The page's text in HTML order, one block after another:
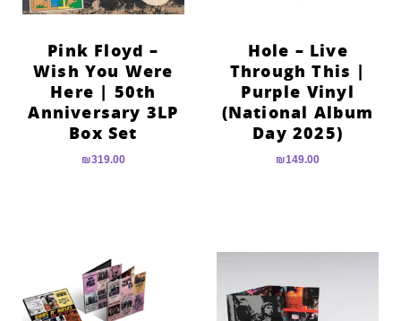
Hole – Live
Through This |
Purple Vinyl
(National Album
Day 2025)
₪149.00
Pink Floyd –
Wish You Were
Here | 50th
Anniversary 3LP
Box Set
₪319.00